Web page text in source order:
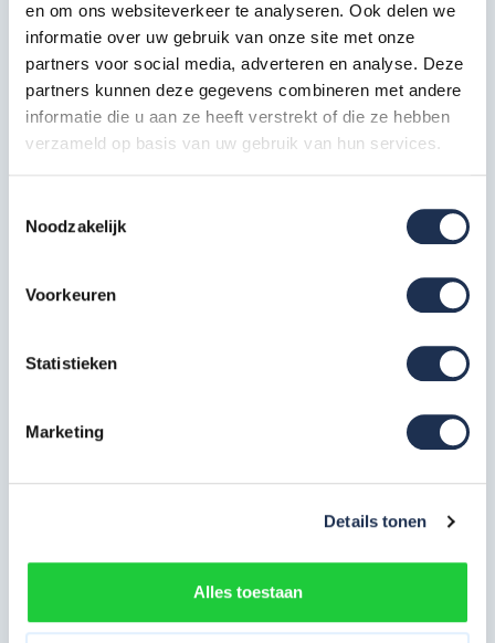
en om ons websiteverkeer te analyseren. Ook delen we
informatie over uw gebruik van onze site met onze
partners voor social media, adverteren en analyse. Deze
partners kunnen deze gegevens combineren met andere
informatie die u aan ze heeft verstrekt of die ze hebben
verzameld op basis van uw gebruik van hun services.
Noodzakelijk
Voorkeuren
Statistieken
Marketing
Details tonen
Alles toestaan
4 x Platform zonder luik 250
1 x Platform met luik 250
4 x Nylon wiel met spindel
2 x Telestabilisator 300
1 x Aluminium kantplankenset 135x250
m
Voorloopleuning
Enkelzijdig (bij gebruik